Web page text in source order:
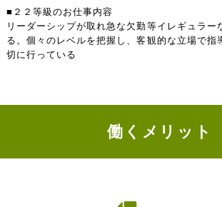
■２２等級のお仕事内容
リーダーシップが取れ急な欠勤等イレギュラー
る。個々のレベルを把握し、客観的な立場で指
切に行っている
働くメリット